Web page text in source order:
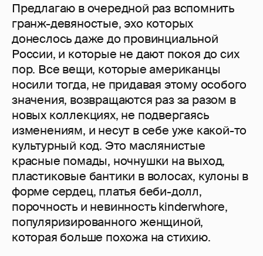
Предлагаю в очередной раз вспомнить
гранж-девяностые, эхо которых
донеслось даже до провинциальной
России, и которые не дают покоя до сих
пор. Все вещи, которые американцы
носили тогда, не придавая этому особого
значения, возвращаются раз за разом в
новых коллекциях, не подвергаясь
изменениям, и несут в себе уже какой-то
культурный код. Это маслянистые
красные помады, ночнушки на выход,
пластиковые бантики в волосах, кулоны в
форме сердец, платья беби-долл,
порочность и невинность kinderwhore,
популяризированного женщиной,
которая больше похожа на стихию.